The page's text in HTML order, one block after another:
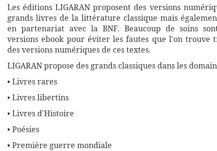
Les éditions LIGARAN proposent des versions
grands livres de la littérature classique mais
en partenariat avec la BNF. Beaucoup de soins
versions ebook pour éviter les fautes que l'on trouve
des versions numériques de ces textes.
LIGARAN propose des grands classiques dans les
• Livres rares
• Livres libertins
• Livres d'Histoire
• Poésies
• Première guerre mondiale